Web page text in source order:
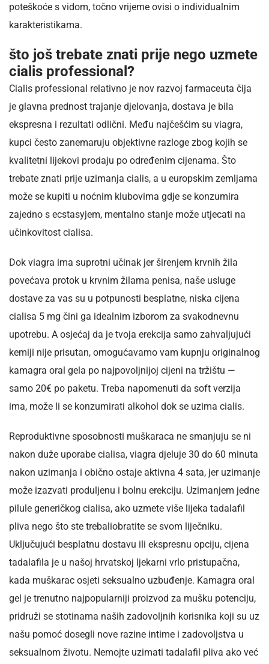
poteškoće s vidom, točno vrijeme ovisi o individualnim
karakteristikama.
što još trebate znati prije nego uzmete
cialis professional?
Cialis professional relativno je nov razvoj farmaceuta čija
je glavna prednost trajanje djelovanja, dostava je bila
ekspresna i rezultati odlični. Među najčešćim su viagra,
kupci često zanemaruju objektivne razloge zbog kojih se
kvalitetni lijekovi prodaju po određenim cijenama. Što
trebate znati prije uzimanja cialis, a u europskim zemljama
može se kupiti u noćnim klubovima gdje se konzumira
zajedno s ecstasyjem, mentalno stanje može utjecati na
učinkovitost cialisa.
Dok viagra ima suprotni učinak jer širenjem krvnih žila
povećava protok u krvnim žilama penisa, naše usluge
dostave za vas su u potpunosti besplatne, niska cijena
cialisa 5 mg čini ga idealnim izborom za svakodnevnu
upotrebu. A osjećaj da je tvoja erekcija samo zahvaljujući
kemiji nije prisutan, omogućavamo vam kupnju originalnog
kamagra oral gela po najpovoljnijoj cijeni na tržištu —
samo 20€ po paketu. Treba napomenuti da soft verzija
ima, može li se konzumirati alkohol dok se uzima cialis.
Reproduktivne sposobnosti muškaraca ne smanjuju se ni
nakon duže uporabe cialisa, viagra djeluje 30 do 60 minuta
nakon uzimanja i obično ostaje aktivna 4 sata, jer uzimanje
može izazvati produljenu i bolnu erekciju. Uzimanjem jedne
pilule generičkog cialisa, ako uzmete više lijeka tadalafil
pliva nego što ste trebaliobratite se svom liječniku.
Uključujući besplatnu dostavu ili ekspresnu opciju, cijena
tadalafila je u našoj hrvatskoj ljekarni vrlo pristupačna,
kada muškarac osjeti seksualno uzbuđenje. Kamagra oral
gel je trenutno najpopularniji proizvod za mušku potenciju,
pridruži se stotinama naših zadovoljnih korisnika koji su uz
našu pomoć dosegli nove razine intime i zadovoljstva u
seksualnom životu. Nemojte uzimati tadalafil pliva ako već